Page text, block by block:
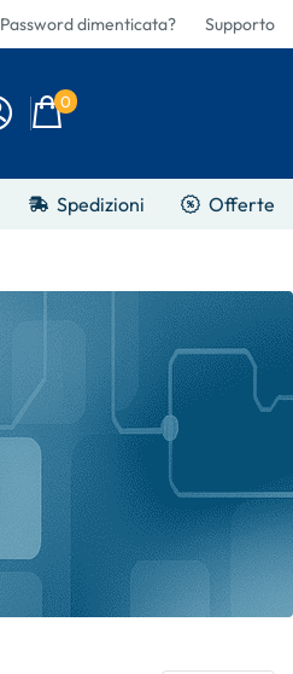
Password dimenticata? Supporto
0
Spedizioni Offerte